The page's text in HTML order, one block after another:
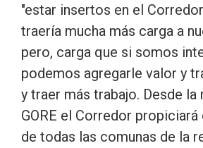
"estar insertos en el
traería mucha más carga a
pero, carga que si somos
podemos agregarle valor y
y traer más trabajo. Desde la
GORE el Corredor
de todas las comunas de la